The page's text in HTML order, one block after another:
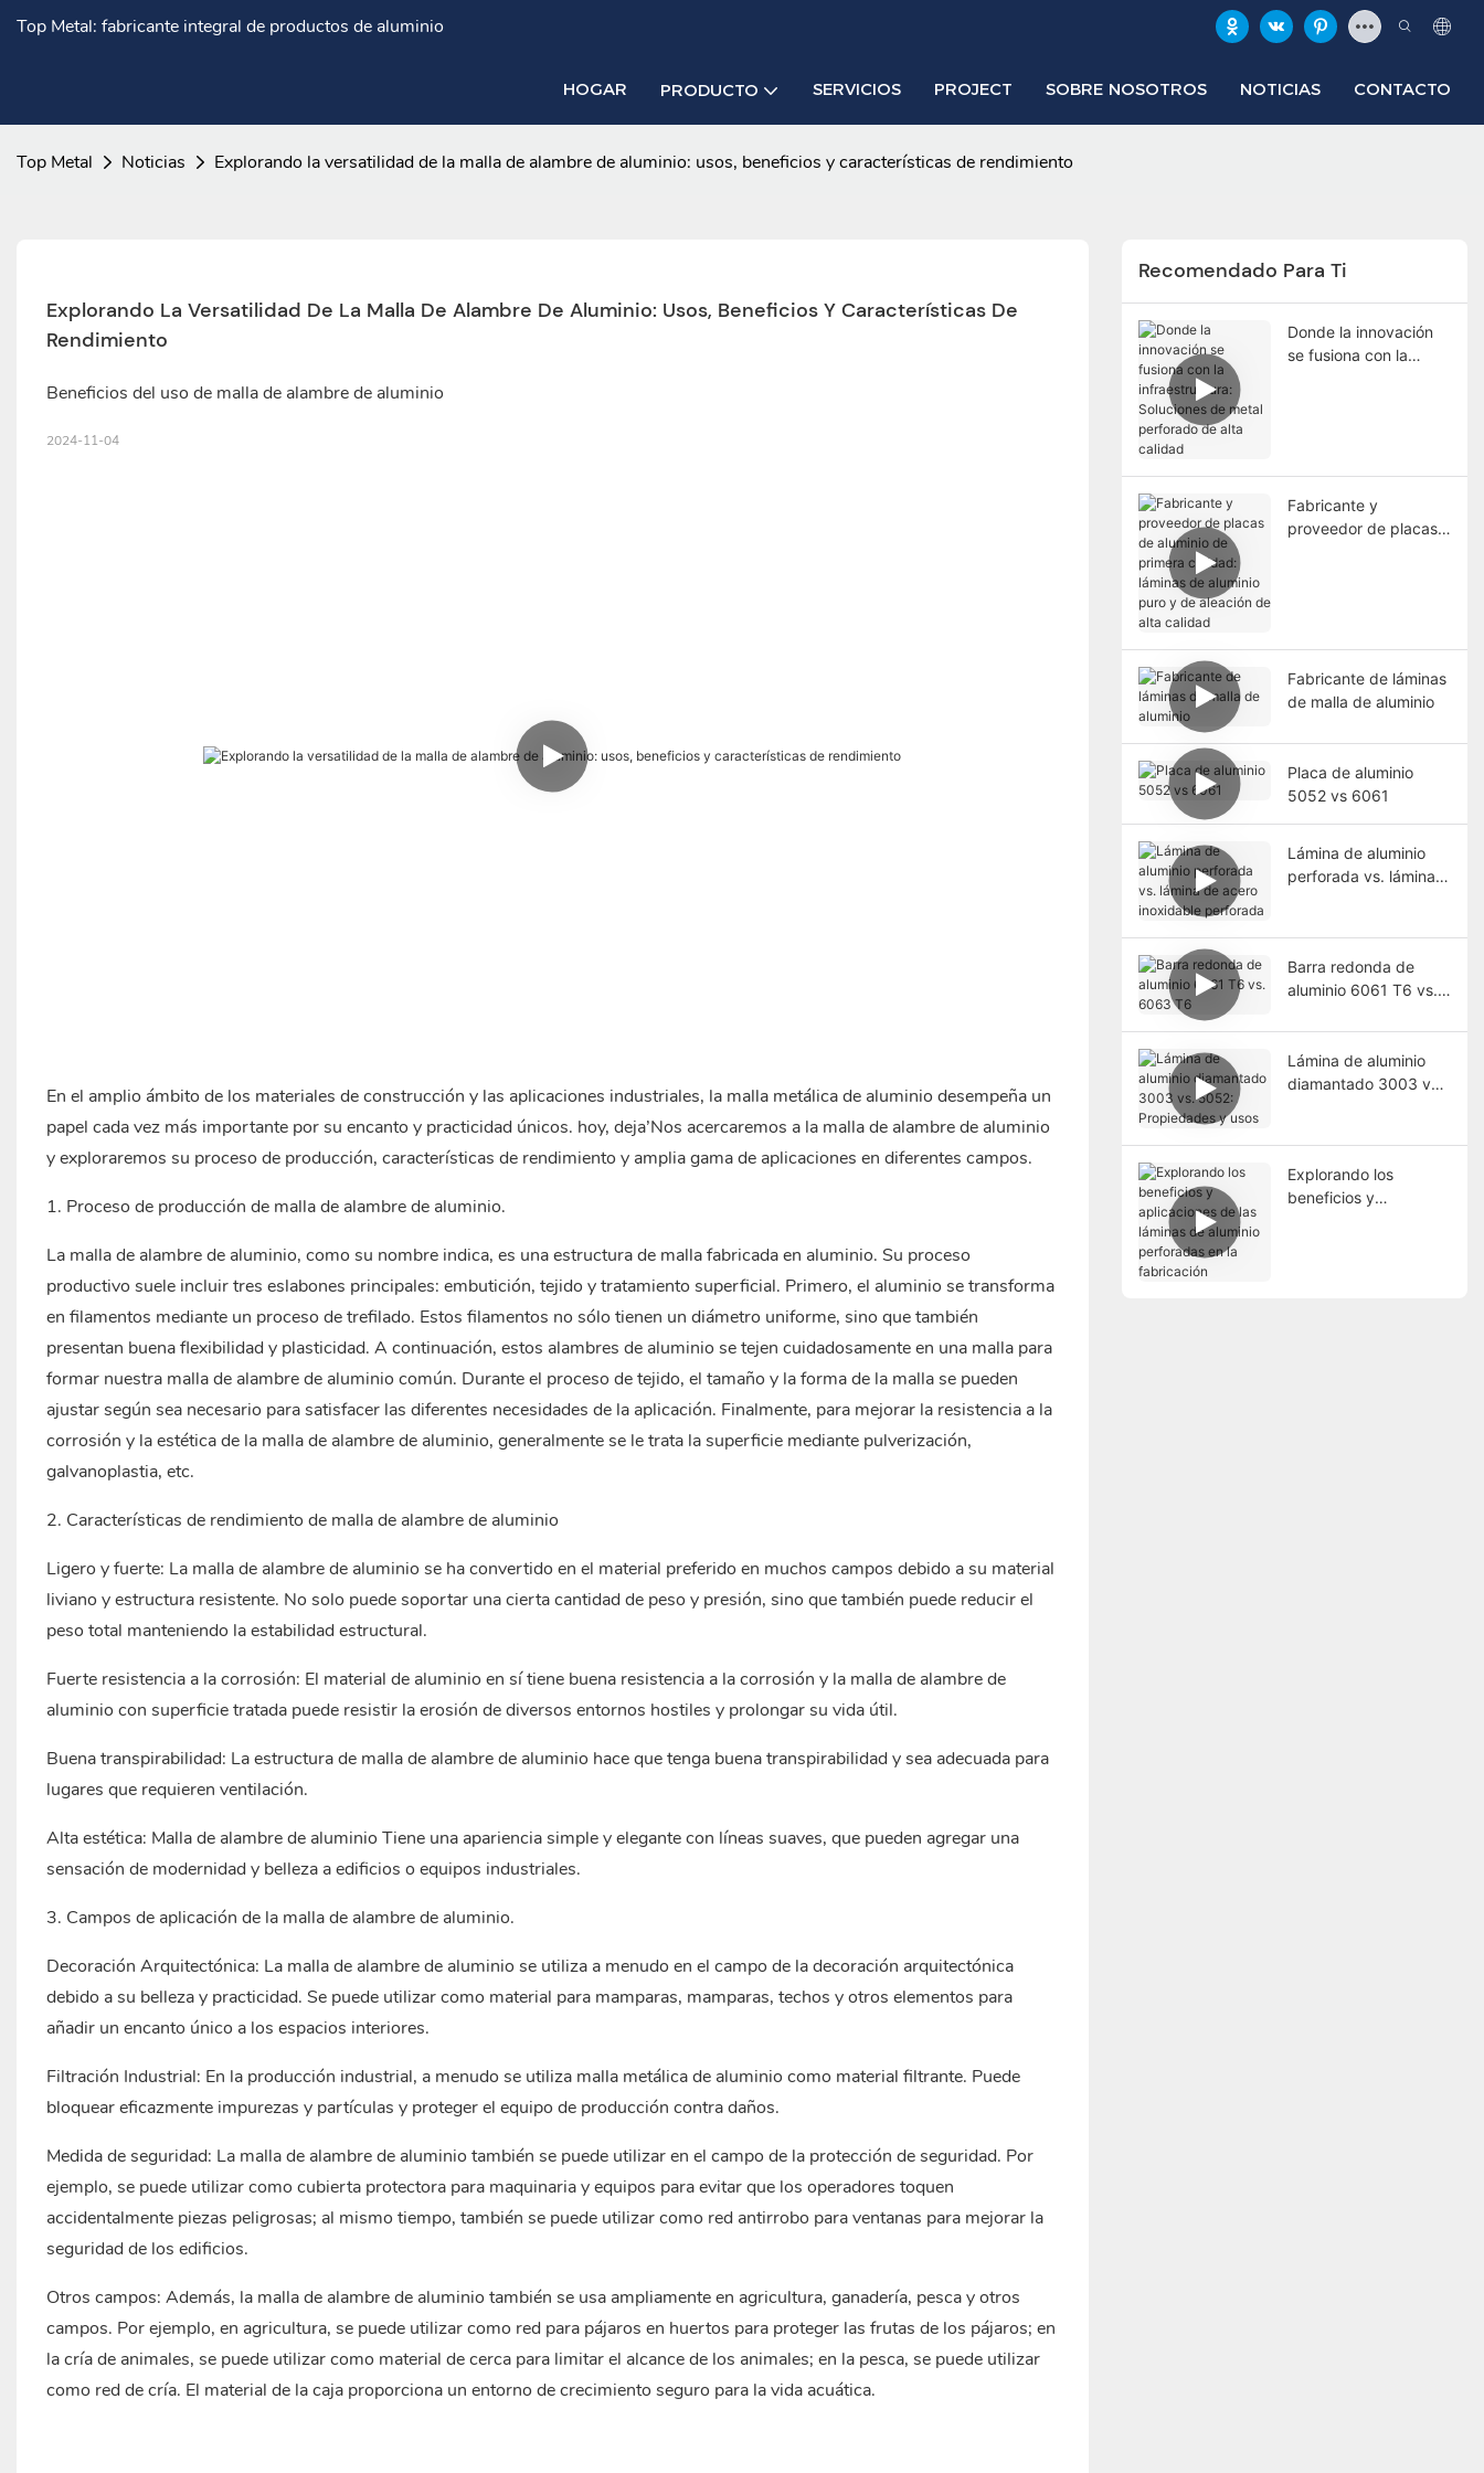
Top Metal: fabricante integral de productos de aluminio
HOGAR PRODUCTO SERVICIOS PROJECT SOBRE NOSOTROS NOTICIAS CONTACTO
Top Metal Noticias Explorando la versatilidad de la malla de alambre de aluminio: usos, beneficios y características de rendimiento
Explorando La Versatilidad De La Malla De Alambre De Aluminio: Usos, Beneficios Y Características De
Rendimiento
Beneficios del uso de malla de alambre de aluminio
2024-11-04
En el amplio ámbito de los materiales de construcción y las aplicaciones industriales, la malla metálica de aluminio desempeña un
papel cada vez más importante por su encanto y practicidad únicos. hoy, deja’Nos acercaremos a la malla de alambre de aluminio
y exploraremos su proceso de producción, características de rendimiento y amplia gama de aplicaciones en diferentes campos.
1. Proceso de producción de malla de alambre de aluminio.‌
La malla de alambre de aluminio, como su nombre indica, es una estructura de malla fabricada en aluminio. Su proceso
productivo suele incluir tres eslabones principales: embutición, tejido y tratamiento superficial. Primero, el aluminio se transforma
en filamentos mediante un proceso de trefilado. Estos filamentos no sólo tienen un diámetro uniforme, sino que también
presentan buena flexibilidad y plasticidad. A continuación, estos alambres de aluminio se tejen cuidadosamente en una malla para
formar nuestra malla de alambre de aluminio común. Durante el proceso de tejido, el tamaño y la forma de la malla se pueden
ajustar según sea necesario para satisfacer las diferentes necesidades de la aplicación. Finalmente, para mejorar la resistencia a la
corrosión y la estética de la malla de alambre de aluminio, generalmente se le trata la superficie mediante pulverización,
galvanoplastia, etc.
2. Características de rendimiento de malla de alambre de aluminio‌
‌Ligero y fuerte‌: La malla de alambre de aluminio se ha convertido en el material preferido en muchos campos debido a su material
liviano y estructura resistente. No solo puede soportar una cierta cantidad de peso y presión, sino que también puede reducir el
peso total manteniendo la estabilidad estructural.
‌Fuerte resistencia a la corrosión‌: El material de aluminio en sí tiene buena resistencia a la corrosión y la malla de alambre de
aluminio con superficie tratada puede resistir la erosión de diversos entornos hostiles y prolongar su vida útil.
‌Buena transpirabilidad‌: La estructura de malla de alambre de aluminio hace que tenga buena transpirabilidad y sea adecuada para
lugares que requieren ventilación.
‌Alta estética‌: Malla de alambre de aluminio Tiene una apariencia simple y elegante con líneas suaves, que pueden agregar una
sensación de modernidad y belleza a edificios o equipos industriales.
3. Campos de aplicación de la malla de alambre de aluminio.‌
Decoración Arquitectónica‌: La malla de alambre de aluminio se utiliza a menudo en el campo de la decoración arquitectónica
debido a su belleza y practicidad. Se puede utilizar como material para mamparas, mamparas, techos y otros elementos para
añadir un encanto único a los espacios interiores.
‌Filtración Industrial‌: En la producción industrial, a menudo se utiliza malla metálica de aluminio como material filtrante. Puede
bloquear eficazmente impurezas y partículas y proteger el equipo de producción contra daños.
‌Medida de seguridad‌: La malla de alambre de aluminio también se puede utilizar en el campo de la protección de seguridad. Por
ejemplo, se puede utilizar como cubierta protectora para maquinaria y equipos para evitar que los operadores toquen
accidentalmente piezas peligrosas; al mismo tiempo, también se puede utilizar como red antirrobo para ventanas para mejorar la
seguridad de los edificios.
‌Otros campos‌: Además, la malla de alambre de aluminio también se usa ampliamente en agricultura, ganadería, pesca y otros
campos. Por ejemplo, en agricultura, se puede utilizar como red para pájaros en huertos para proteger las frutas de los pájaros; en
la cría de animales, se puede utilizar como material de cerca para limitar el alcance de los animales; en la pesca, se puede utilizar
como red de cría. El material de la caja proporciona un entorno de crecimiento seguro para la vida acuática.
Recomendado Para Ti
Donde la innovación
se fusiona con la
Fabricante y
proveedor de placas
Fabricante de láminas
de malla de aluminio
Placa de aluminio
5052 vs 6061
Lámina de aluminio
perforada vs. lámina
Barra redonda de
aluminio 6061 T6 vs.
Lámina de aluminio
diamantado 3003 vs.
Explorando los
beneficios y